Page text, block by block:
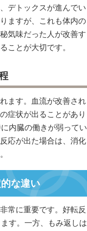
デトックスが進んでい
ますが、これも体内の
気味だった人が改善す
ことが大切です。
ます。血流が改善され
症状が出ることがあり
内臓の働きが弱ってい
応が出た場合は、消化
な違い
常に重要です。好転反
す。一方、もみ返しは